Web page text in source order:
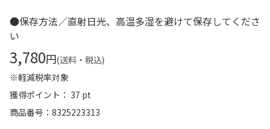
●保存方法／直射日光、高温多湿を避けて保存してくださ
い
3,780円(送料・税込)
※軽減税率対象
獲得ポイント： 37 pt
商品番号
8325223313